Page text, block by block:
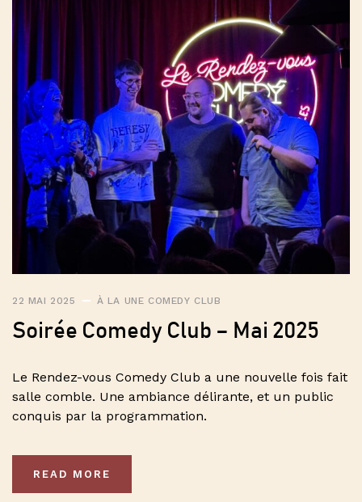
22 MAI 2025 À LA UNE COMEDY CLUB
Soirée Comedy Club – Mai 2025
Le Rendez-vous Comedy Club a une nouvelle fois fait
salle comble. Une ambiance délirante, et un public
conquis par la programmation.
READ MORE